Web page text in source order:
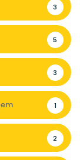
3
5
3
1
2